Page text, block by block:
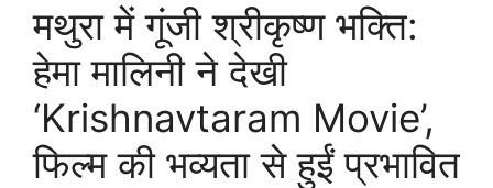
मथुरा में गूंजी श्रीकृष्ण भक्ति:
हेमा मालिनी ने देखी
‘Krishnavtaram Movie’,
फिल्म की भव्यता से हुईं प्रभावित